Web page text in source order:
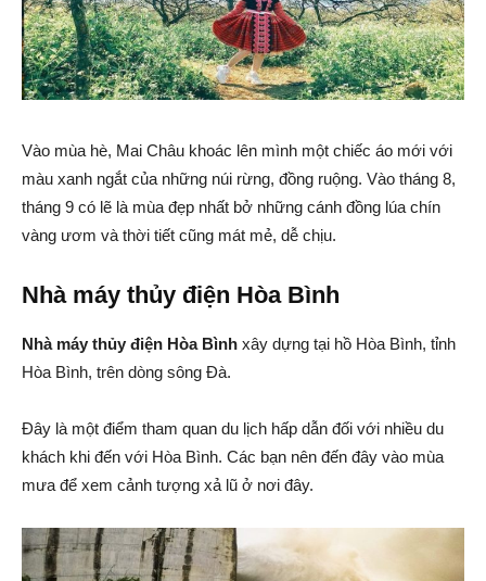
Vào mùa hè, Mai Châu khoác lên mình một chiếc áo mới với
màu xanh ngắt của những núi rừng, đồng ruộng. Vào tháng 8,
tháng 9 có lẽ là mùa đẹp nhất bở những cánh đồng lúa chín
vàng ươm và thời tiết cũng mát mẻ, dễ chịu.
Nhà máy thủy điện Hòa Bình
Nhà máy thủy điện Hòa Bình xây dựng tại hồ Hòa Bình, tỉnh
Hòa Bình, trên dòng sông Đà.
Đây là một điểm tham quan du lịch hấp dẫn đối với nhiều du
khách khi đến với Hòa Bình. Các bạn nên đến đây vào mùa
mưa để xem cảnh tượng xả lũ ở nơi đây.